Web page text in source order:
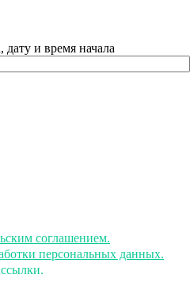
и время начала
соглашением.
персональных данных.